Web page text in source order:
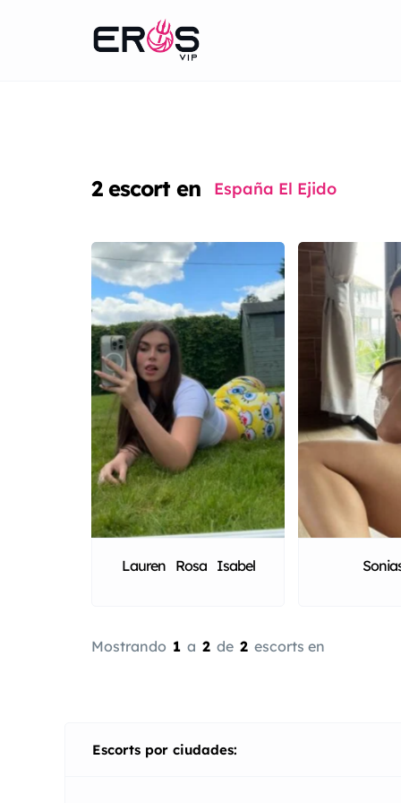
2 escort en España El Ejido
Lauren Rosa Isabel
Mostrando 1 a 2 de 2 escorts en
Escorts por ciudades: